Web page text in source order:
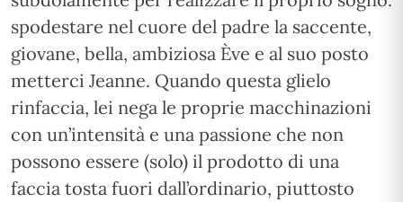
spodestare nel cuore del padre la saccente,
giovane, bella, ambiziosa Ève e al suo posto
metterci Jeanne. Quando questa glielo
rinfaccia, lei nega le proprie macchinazioni
con un’intensità e una passione che non
possono essere (solo) il prodotto di una
faccia tosta fuori dall’ordinario, piuttosto